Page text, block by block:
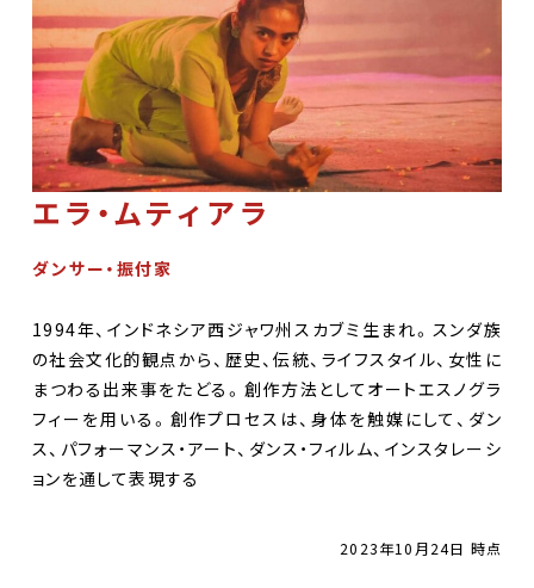
エラ・ムティアラ
ダンサー・振付家
1994年、インドネシア西ジャワ州スカブミ生まれ。スンダ族
の社会文化的観点から、歴史、伝統、ライフスタイル、女性に
まつわる出来事をたどる。創作方法としてオートエスノグラ
フィーを用いる。創作プロセスは、身体を触媒にして、ダン
ス、パフォーマンス・アート、ダンス・フィルム、インスタレーシ
ョンを通して表現する
2023年10月24日 時点